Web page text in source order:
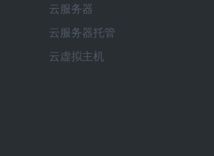
云服务器
云服务器托管
云虚拟主机